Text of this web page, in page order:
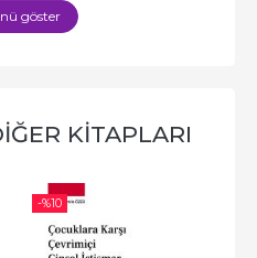
göster
KITAPLARI
-%10